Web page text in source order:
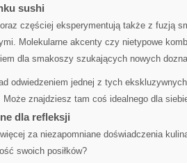
sushi
częściej eksperymentują także z fuzją
Molekularne akcenty czy nietypowe
dla smakoszy szukających nowych
odwiedzeniem jednej z tych
Może znajdziesz tam coś idealnego dla
dla refleksji
za niezapomniane doświadczenia
swoich posiłków?